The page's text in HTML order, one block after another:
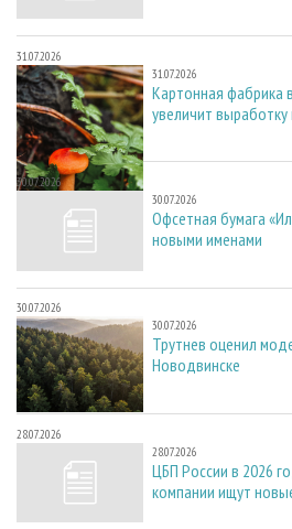
31.07.2026
31.07.2026
Картонная фабрика
увеличит выработку
30.07.2026
30.07.2026
Офсетная бумага
новыми именами
30.07.2026
30.07.2026
Трутнев оценил
Новодвинске
28.07.2026
28.07.2026
ЦБП России в 2026
компании ищут